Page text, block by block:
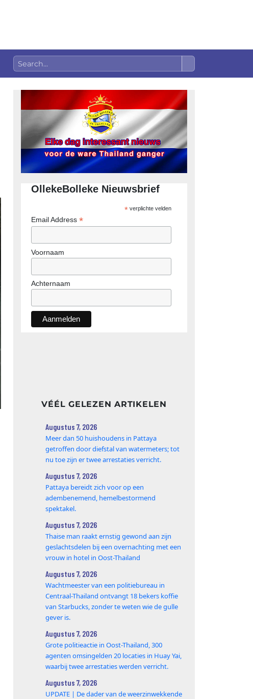
OllekeBolleke Nieuwsbrief
*verplichte velden
Email Address *
Voornaam
Achternaam
VÉÉL GELEZEN ARTIKELEN
Augustus 7, 2026
Meer dan 50 huishoudens in Pattaya
getroffen door diefstal van watermeters; tot
nu toe zijn er twee arrestaties verricht.
Augustus 7, 2026
Pattaya bereidt zich voor op een
adembenemend, hemelbestormend
spektakel.
Augustus 7, 2026
Thaise man raakt ernstig gewond aan zijn
geslachtsdelen bij een overnachting met een
vrouw in hotel in Oost-Thailand
Augustus 7, 2026
Wachtmeester van een politiebureau in
Centraal-Thailand ontvangt 18 bekers koffie
van Starbucks, zonder te weten wie de gulle
gever is.
Augustus 7, 2026
Grote politieactie in Oost-Thailand, 300
agenten omsingelden 20 locaties in Huay Yai,
waarbij twee arrestaties werden verricht.
Augustus 7, 2026
UPDATE | De dader van de weerzinwekkende